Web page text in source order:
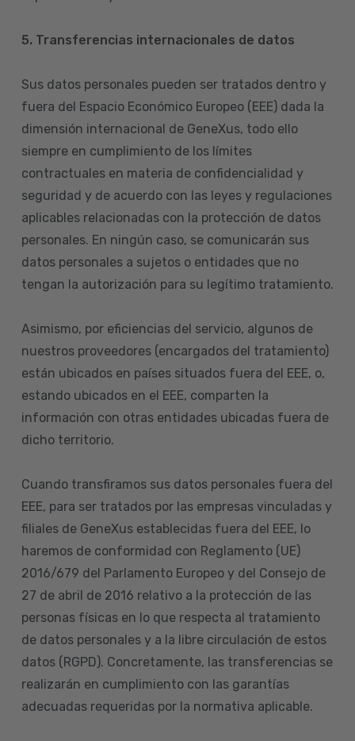
5. Transferencias internacionales de datos
Sus datos personales pueden ser tratados dentro y
fuera del Espacio Económico Europeo (EEE) dada la
dimensión internacional de GeneXus, todo ello
siempre en cumplimiento de los límites
contractuales en materia de confidencialidad y
seguridad y de acuerdo con las leyes y regulaciones
aplicables relacionadas con la protección de datos
personales. En ningún caso, se comunicarán sus
datos personales a sujetos o entidades que no
tengan la autorización para su legítimo tratamiento.
Asimismo, por eficiencias del servicio, algunos de
nuestros proveedores (encargados del tratamiento)
están ubicados en países situados fuera del EEE, o,
estando ubicados en el EEE, comparten la
información con otras entidades ubicadas fuera de
dicho territorio.
Cuando transfiramos sus datos personales fuera del
EEE, para ser tratados por las empresas vinculadas y
filiales de GeneXus establecidas fuera del EEE, lo
haremos de conformidad con Reglamento (UE)
2016/679 del Parlamento Europeo y del Consejo de
27 de abril de 2016 relativo a la protección de las
personas físicas en lo que respecta al tratamiento
de datos personales y a la libre circulación de estos
datos (RGPD). Concretamente, las transferencias se
realizarán en cumplimiento con las garantías
adecuadas requeridas por la normativa aplicable.